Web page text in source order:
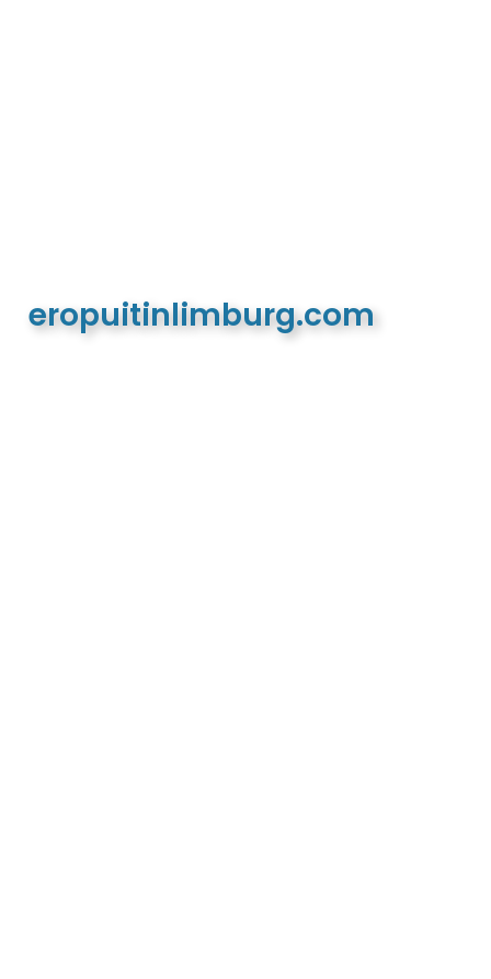
eropuitinlimburg.com